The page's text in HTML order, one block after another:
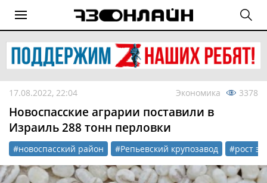
17.08.2022, 22:04 Экономика 3378
Новоспасские аграрии поставили в
Израиль 288 тонн перловки
#новоспасский район #Репьевский крупозавод #рост